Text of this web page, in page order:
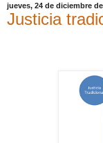
jueves, 24 de diciembre
Justicia